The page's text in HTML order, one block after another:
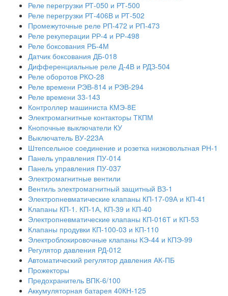
Реле перегрузки РТ-050 и РТ-500
Реле перегрузки РТ-406В и РТ-502
Промежуточные реле РП-472 и РП-473
Реле рекуперации РР-4 и РР-498
Реле боксования РБ-4М
Датчик боксования ДБ-018
Дифференциальные реле Д-4В и РДЗ-504
Реле оборотов РКО-28
Реле времени РЭВ-814 и РЭВ-294
Реле времени 33-143
Контроллер машиниста КМЭ-8Е
Электромагнитные контакторы ТКПМ
Кнопочные выключатели КУ
Выключатель ВУ-223А
Штепсельное соединение и розетка низковольтная РН-1
Панель управления ПУ-014
Панель управления ПУ-037
Электромагнитные вентили
Вентиль электромагнитный защитный ВЗ-1
Электропневматические клапаны КП-17-09А и КП-41
Клапаны КП-1. КП-1А, КП-39 и КП-40
Электропневматические клапаны КП-016Т и КП-53
Клапаны продувки КП-100-03 и КП-110
Электроблокировочные клапаны КЭ-44 и КПЭ-99
Регулятор давления РД-012
Автоматический регулятор давления АК-ПБ
Прожекторы
Предохранитель ВПК-6/100
Аккумуляторная батарея 40КН-125